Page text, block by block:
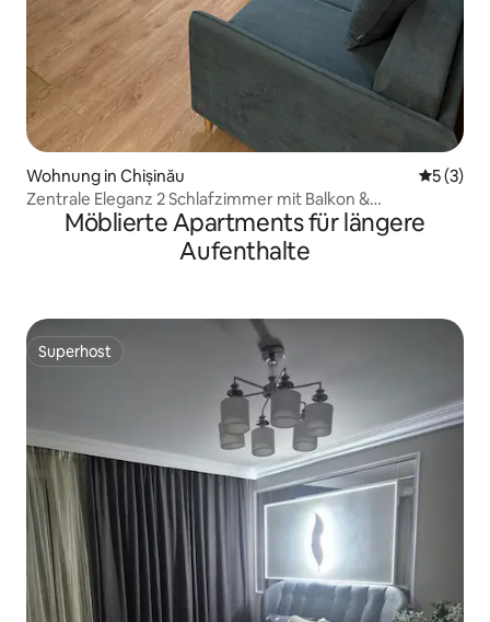
Wohnung in Chișinău
5 (3)
Zentrale Eleganz 2 Schlafzimmer mit Balkon &
Klimaanlage
Möblierte Apartments für längere
Aufenthalte
Superhost
Superhost